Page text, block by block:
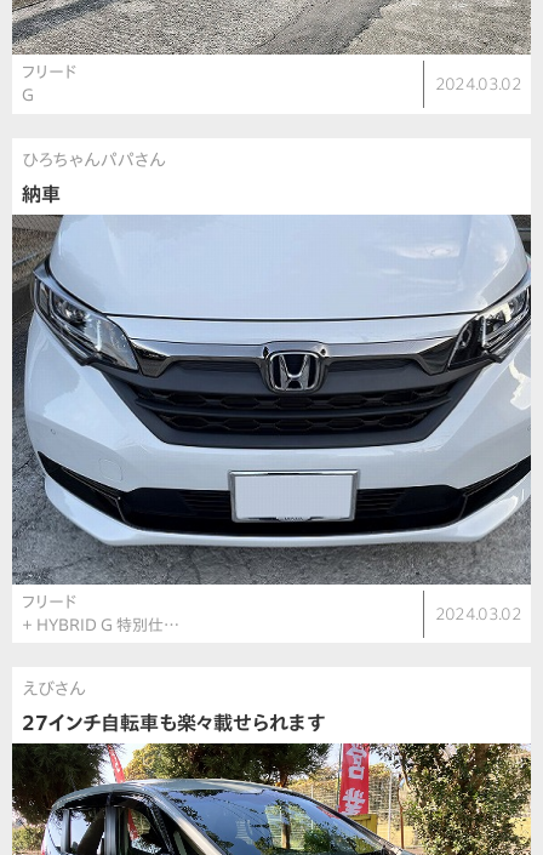
フリード
G
2024.03.02
ひろちゃんパパさん
納車
フリード
＋ HYBRID G 特別仕…
2024.03.02
えびさん
27インチ自転車も楽々載せられます